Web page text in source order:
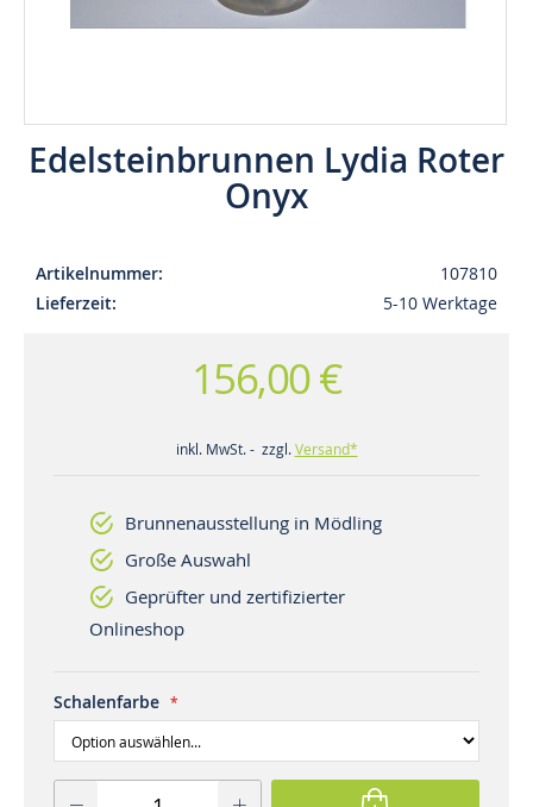
Edelsteinbrunnen Lydia Roter
Onyx
Artikelnummer
107810
Lieferzeit
5-10 Werktage
156,00 €
inkl. MwSt. - zzgl.Versand*
Brunnenausstellung in Mödling
Große Auswahl
Geprüfter und zertifizierter
Onlineshop
Schalenfarbe